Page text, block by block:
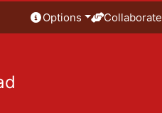
Options Collaborate